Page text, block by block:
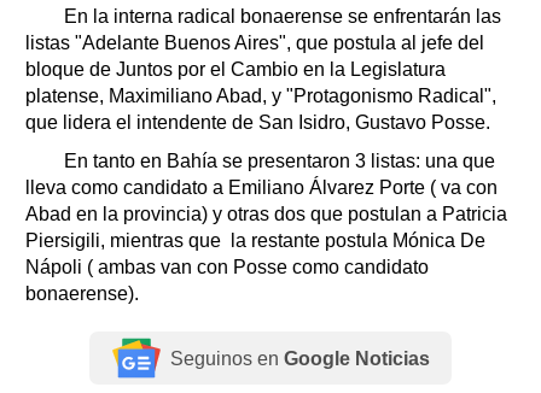
En la interna radical bonaerense se enfrentarán las
listas "Adelante Buenos Aires", que postula al jefe del
bloque de Juntos por el Cambio en la Legislatura
platense, Maximiliano Abad, y "Protagonismo Radical",
que lidera el intendente de San Isidro, Gustavo Posse.
En tanto en Bahía se presentaron 3 listas: una que
lleva como candidato a Emiliano Álvarez Porte ( va con
Abad en la provincia) y otras dos que postulan a Patricia
Piersigili, mientras que la restante postula Mónica De
Nápoli ( ambas van con Posse como candidato
bonaerense).
Seguinos en Google Noticias